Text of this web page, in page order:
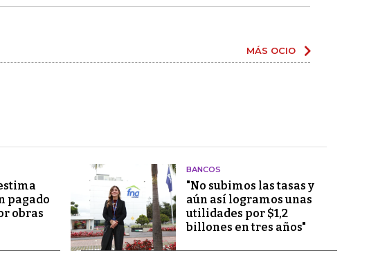
MÁS OCIO
pagado
obras
BANCOS
"No subimos las tasas y
aún así logramos unas
utilidades por $1,2
billones en tres años"